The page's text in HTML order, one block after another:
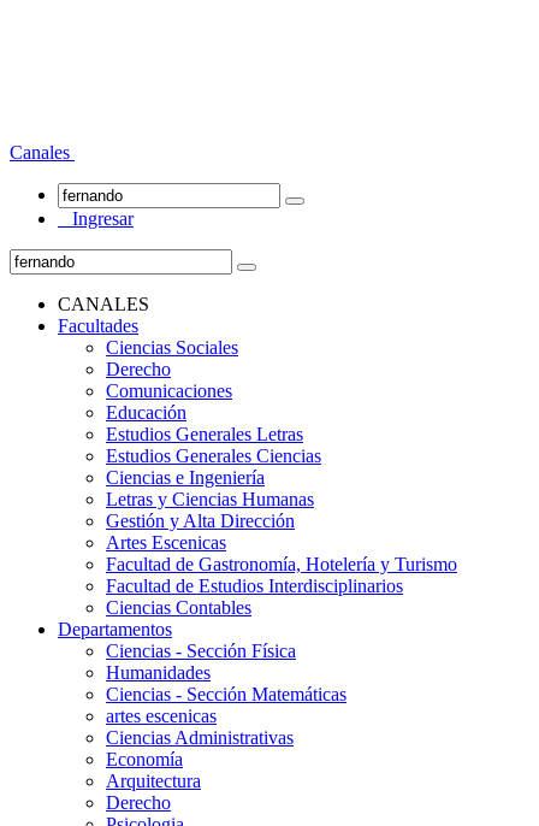
Canales
Ingresar
CANALES
Facultades
Ciencias Sociales
Derecho
Comunicaciones
Educación
Estudios Generales Letras
Estudios Generales Ciencias
Ciencias e Ingeniería
Letras y Ciencias Humanas
Gestión y Alta Dirección
Artes Escenicas
Facultad de Gastronomía, Hotelería y Turismo
Facultad de Estudios Interdisciplinarios
Ciencias Contables
Departamentos
Ciencias - Sección Física
Humanidades
Ciencias - Sección Matemáticas
artes escenicas
Ciencias Administrativas
Economía
Arquitectura
Derecho